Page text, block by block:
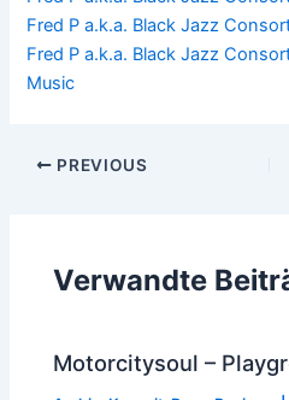
Fred P a.k.a. Black Jazz
Fred P a.k.a. Black Jazz
Music
Post
PREVIOUS
Verwandte
Motorcitysoul –